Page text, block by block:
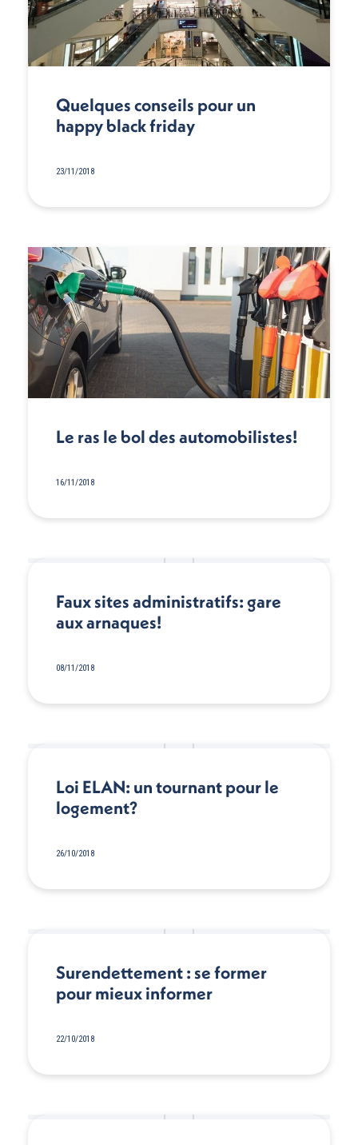
Quelques conseils pour un
happy black friday
23/11/2018
Le ras le bol des automobilistes!
16/11/2018
Faux sites administratifs: gare
aux arnaques!
08/11/2018
Loi ELAN: un tournant pour le
logement?
26/10/2018
Surendettement : se former
pour mieux informer
22/10/2018